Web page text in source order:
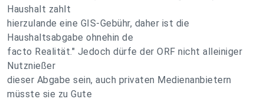
Haushalt zahlt
hierzulande eine GIS-Gebühr, daher ist die
Haushaltsabgabe ohnehin de
facto Realität." Jedoch dürfe der ORF nicht alleiniger
Nutznießer
dieser Abgabe sein, auch privaten Medienanbietern
müsste sie zu Gute